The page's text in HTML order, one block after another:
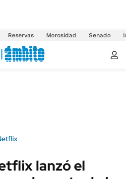
Reservas Morosidad Senado
lanzó el